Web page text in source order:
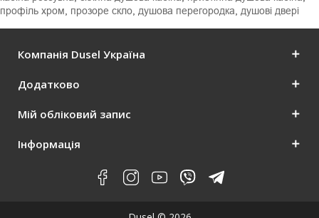
профіль хром, прозоре скло, душова перегородка, душові двері
Компанія Dusel Україна
Додатково
Мій обліковий запис
Інформація